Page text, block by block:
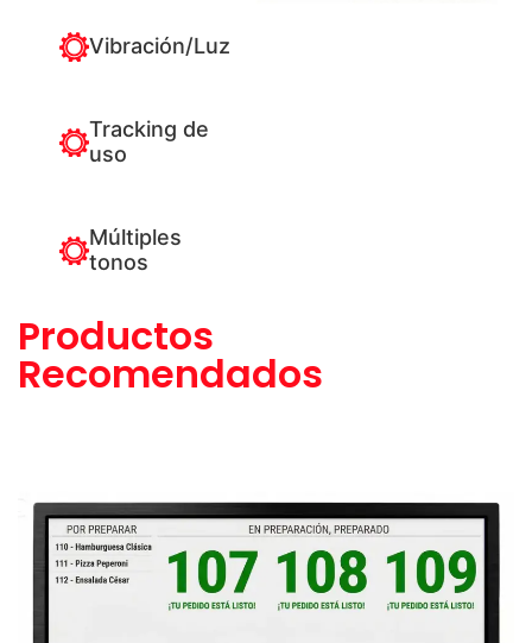
Vibración/Luz
Tracking de
uso
Múltiples
tonos
Productos
Recomendados